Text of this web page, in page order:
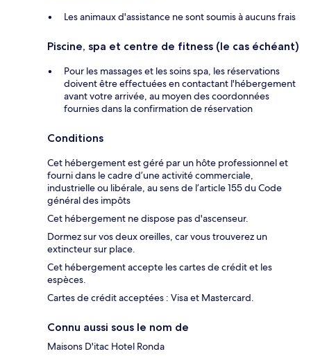
Les animaux d'assistance ne sont soumis à aucuns frais
Piscine, spa et centre de fitness (le cas échéant)
Pour les massages et les soins spa, les réservations
doivent être effectuées en contactant l'hébergement
avant votre arrivée, au moyen des coordonnées
fournies dans la confirmation de réservation
Conditions
Cet hébergement est géré par un hôte professionnel et
fourni dans le cadre d’une activité commerciale,
industrielle ou libérale, au sens de l’article 155 du Code
général des impôts
Cet hébergement ne dispose pas d'ascenseur.
Dormez sur vos deux oreilles, car vous trouverez un
extincteur sur place.
Cet hébergement accepte les cartes de crédit et les
espèces.
Cartes de crédit acceptées : Visa et Mastercard.
Connu aussi sous le nom de
Maisons D'itac Hotel Ronda